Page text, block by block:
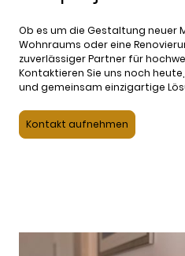
Ob es um die Gestaltung neuer
Wohnraums oder eine
zuverlässiger Partner für
Kontaktieren Sie uns noch
und gemeinsam einzigartige
Kontakt aufnehmen